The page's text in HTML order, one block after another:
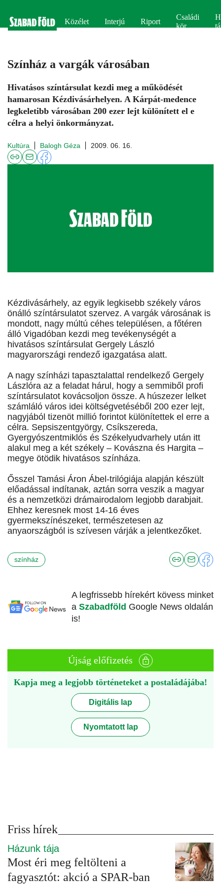
Közélet Interjú Riport
Családi
kör
Színház a vargák városában
Hivatásos színtársulat kezdi meg a működését
hamarosan Kézdivásárhelyen. A Kárpát-medence
legkeletibb városában 200 ezer lejt különített el e
célra a helyi önkormányzat.
Kultúra Balogh Géza 2009. 06. 16.
Kézdivásárhely, az egyik legkisebb székely város
önálló színtársulatot szervez. A vargák városának is
mondott, nagy múltú céhes településen, a főtéren
álló Vigadóban kezdi meg tevékenységét a
hivatásos színtársulat Gergely László
magyarországi rendező igazgatása alatt.
A nagy színházi tapasztalattal rendelkező Gergely
Lászlóra az a feladat hárul, hogy a semmiből profi
színtársulatot kovácsoljon össze. A húszezer lelket
számláló város idei költségvetéséből 200 ezer lejt,
nagyjából tizenöt millió forintot különítettek el erre a
célra. Sepsiszentgyörgy, Csíkszereda,
Gyergyószentmiklós és Székelyudvarhely után itt
alakul meg a két székely – Kovászna és Hargita –
megye ötödik hivatásos színháza.
Ősszel Tamási Áron Ábel-trilógiája alapján készült
előadással indítanak, aztán sorra veszik a magyar
és a nemzetközi drámairodalom legjobb darabjait.
Ehhez keresnek most 14-16 éves
gyermekszínészeket, természetesen az
anyaországból is szívesen várják a jelentkezőket.
színház
A legfrissebb hírekért kövess minket
a Szabadföld Google News oldalán
is!
Újság előfizetés
Kapja meg a legjobb történeteket a postaládájába!
Digitális lap
Nyomtatott lap
Friss hírek
Házunk tája
Most éri meg feltölteni a
fagyasztót: akció a SPAR-ban